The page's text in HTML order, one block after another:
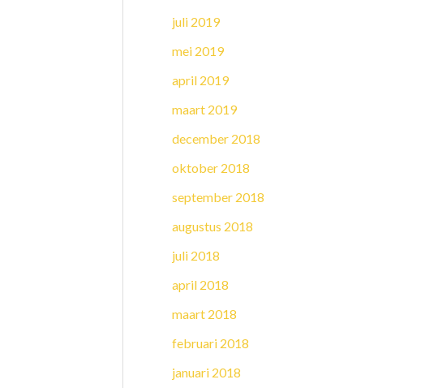
juli 2019
mei 2019
april 2019
maart 2019
december 2018
oktober 2018
september 2018
augustus 2018
juli 2018
april 2018
maart 2018
februari 2018
januari 2018